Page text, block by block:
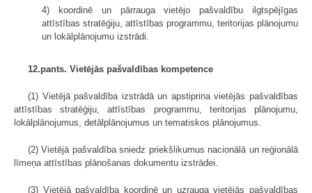
4) koordinē un pārrauga vietējo pašvaldību ilgtspējīgas
attīstības stratēģiju, attīstības programmu, teritorijas plānojumu
un lokālplānojumu izstrādi.
12.pants. Vietējās pašvaldības kompetence
(1) Vietējā pašvaldība izstrādā un apstiprina vietējās pašvaldības
attīstības stratēģiju, attīstības programmu, teritorijas plānojumu,
lokālplānojumus, detālplānojumus un tematiskos plānojumus.
(2) Vietējā pašvaldība sniedz priekšlikumus nacionālā un reģionālā
līmeņa attīstības plānošanas dokumentu izstrādei.
(3) Vietējā pašvaldība koordinē un uzrauga vietējās pašvaldības